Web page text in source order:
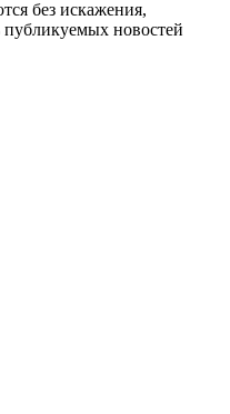
без искажения,
публикуемых новостей